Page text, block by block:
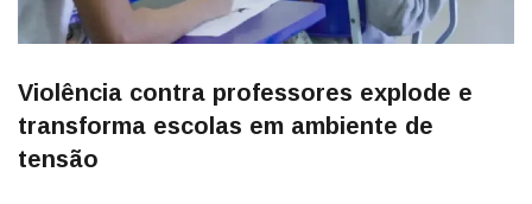
Violência contra professores explode e
transforma escolas em ambiente de
tensão